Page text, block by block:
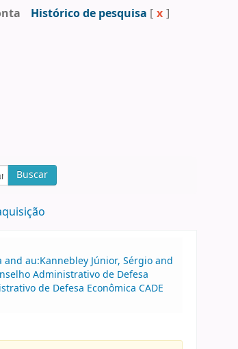
Histórico de pesquisa [ x ]
Buscar
au:Kannebley Júnior, Sérgio and
Administrativo de Defesa
de Defesa Econômica CADE